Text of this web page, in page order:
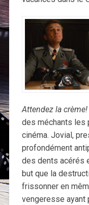
Attendez la crème!
des méchants les
cinéma. Jovial,
profondément
des dents acérés
but que la
frissonner en
vengeresse ayant